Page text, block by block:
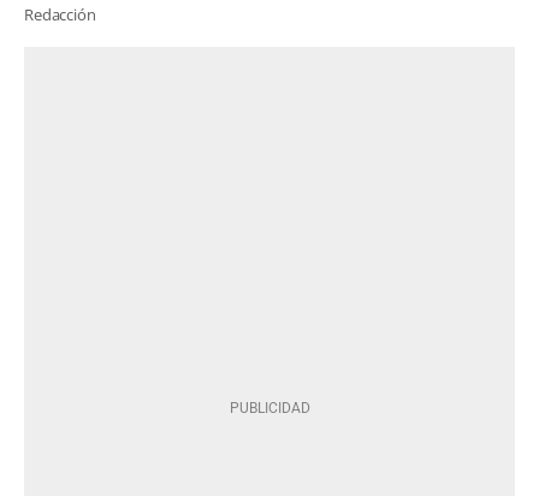
Redacción